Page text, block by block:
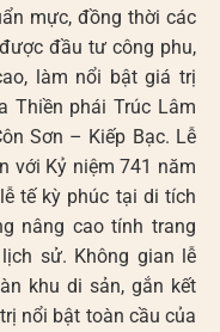
mực, đồng thời các
đầu tư công phu,
làm nổi bật giá trị
Thiền phái Trúc Lâm
Sơn – Kiếp Bạc. Lễ
với Kỷ niệm 741 năm
tế kỳ phúc tại di tích
nâng cao tính trang
sử. Không gian lễ
khu di sản, gắn kết
nổi bật toàn cầu của